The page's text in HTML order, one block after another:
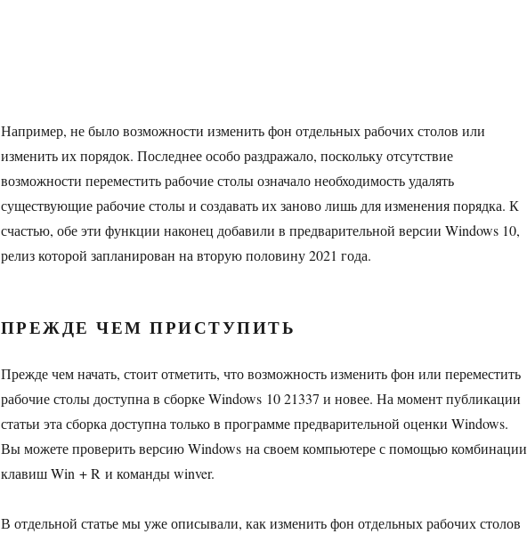
Например, не было возможности изменить фон отдельных рабочих столов или
изменить их порядок. Последнее особо раздражало, поскольку отсутствие
возможности переместить рабочие столы означало необходимость удалять
существующие рабочие столы и создавать их заново лишь для изменения порядка. К
счастью, обе эти функции наконец добавили в предварительной версии Windows 10,
релиз которой запланирован на вторую половину 2021 года.
ПРЕЖДЕ ЧЕМ ПРИСТУПИТЬ
Прежде чем начать, стоит отметить, что возможность изменить фон или переместить
рабочие столы доступна в сборке Windows 10 21337 и новее. На момент публикации
статьи эта сборка доступна только в программе предварительной оценки Windows.
Вы можете проверить версию Windows на своем компьютере с помощью комбинации
клавиш Win + R и команды winver.
В отдельной статье мы уже описывали, как изменить фон отдельных рабочих столов